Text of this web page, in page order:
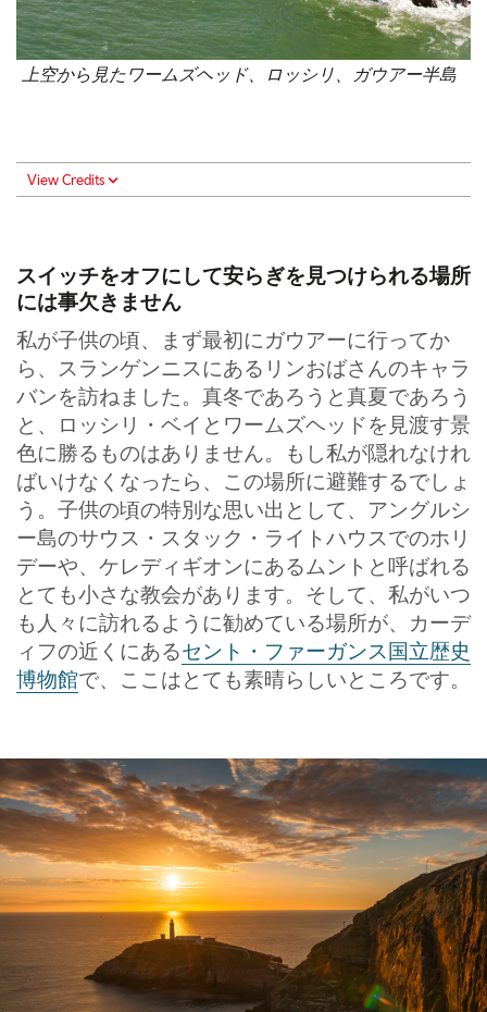
上空から見たワームズヘッド、ロッシリ、ガウアー半島
View Credits
スイッチをオフにして安らぎを見つけられる場所
には事欠きません
私が子供の頃、まず最初にガウアーに行ってか
ら、スランゲンニスにあるリンおばさんのキャラ
バンを訪ねました。真冬であろうと真夏であろう
と、ロッシリ・ベイとワームズヘッドを見渡す景
色に勝るものはありません。もし私が隠れなけれ
ばいけなくなったら、この場所に避難するでしょ
う。子供の頃の特別な思い出として、アングルシ
ー島のサウス・スタック・ライトハウスでのホリ
デーや、ケレディギオンにあるムントと呼ばれる
とても小さな教会があります。そして、私がいつ
も人々に訪れるように勧めている場所が、カーデ
ィフの近くにあるセント・ファーガンス国立歴史
博物館で、ここはとても素晴らしいところです。